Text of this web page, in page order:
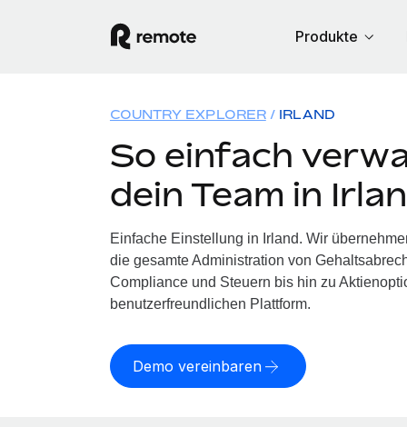
Produkte
COUNTRY EXPLORER IRLAND
So einfach
dein Team in
Einfache Einstellung in Irland. Wir
die gesamte Administration von
Compliance und Steuern bis hin zu
benutzerfreundlichen Plattform.
Demo vereinbaren